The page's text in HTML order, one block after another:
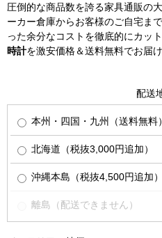
圧倒的な商品数を誇る家具通販の
ーカー倉庫からお客様のご自宅ま
った余分なコストを徹底的にカッ
時計を激安価格＆送料無料でお届け
配送
本州・四国・九州（送料無料）
北海道（税抜3,000円追加）
沖縄本島（税抜4,500円追加）
離島（配送できません）